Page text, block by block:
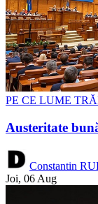
PE CE LUME
Austeritate
Constantin
Joi, 06 Aug